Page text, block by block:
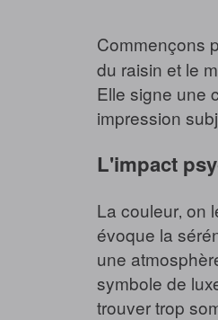
Commençons
du raisin et le
Elle signe une
impression
L'impact
La couleur‚ on
évoque la
une
symbole de
trouver trop